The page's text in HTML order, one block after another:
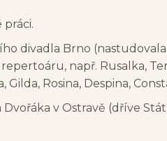
divadla Brno
např. Rusalka,
Rosina, Despina,
v Ostravě (dříve